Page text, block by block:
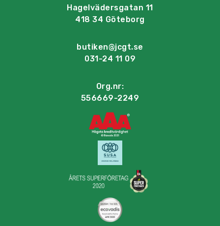
Hagelvädersgatan 11
418 34 Göteborg
butiken@jcgt.se
031-24 11 09
Org.nr:
556669-2249